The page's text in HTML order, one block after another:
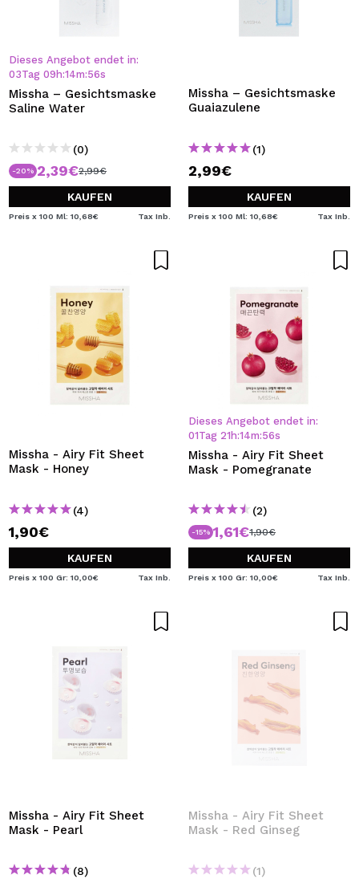
Dieses Angebot endet in:
03Tag 09 h:14m:55s
Missha – Gesichtsmaske
Saline Water
(0)
-20% 2,39€2,99€
KAUFEN
Preis x 100 Ml: 10,68€ Tax Inb.
Missha – Gesichtsmaske
Guaiazulene
(1)
2,99€
KAUFEN
Preis x 100 Ml: 10,68€ Tax Inb.
Missha - Airy Fit Sheet
Mask - Honey
(4)
1,90€
KAUFEN
Preis x 100 Gr: 10,00€ Tax Inb.
Dieses Angebot endet in:
01Tag 21 h:14m:55s
Missha - Airy Fit Sheet
Mask - Pomegranate
(2)
-15% 1,61€1,90€
KAUFEN
Preis x 100 Gr: 10,00€ Tax Inb.
Missha - Airy Fit Sheet
Mask - Pearl
(8)
Missha - Airy Fit Sheet
Mask - Red Ginseg
(1)